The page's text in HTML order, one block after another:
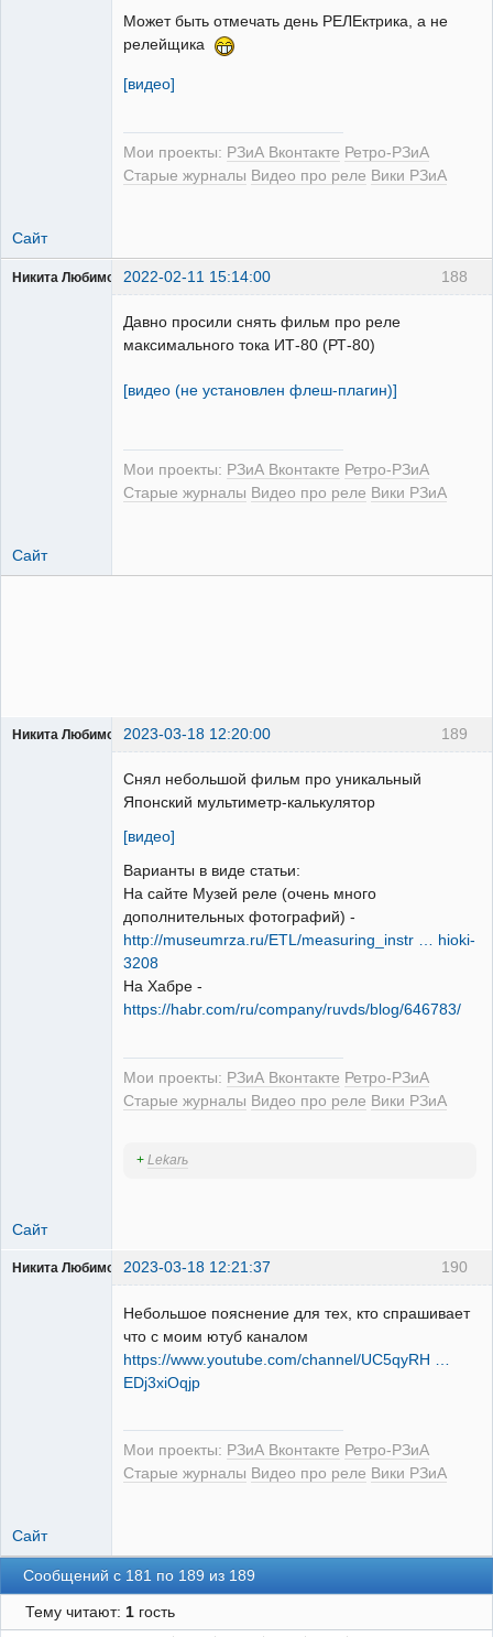
Может быть отмечать день РЕЛЕктрика, а не
релейщика
[видео]
Мои проекты: РЗиА Вконтакте Ретро-РЗиА
Старые журналы Видео про реле Вики РЗиА
Сайт
188
Никита Любимов 2022-02-11 15:14:00
Давно просили снять фильм про реле
максимального тока ИТ-80 (РТ-80)
[видео (не установлен флеш-плагин)]
Мои проекты: РЗиА Вконтакте Ретро-РЗиА
Старые журналы Видео про реле Вики РЗиА
Сайт
189
Никита Любимов 2023-03-18 12:20:00
Снял небольшой фильм про уникальный
Японский мультиметр-калькулятор
[видео]
Варианты в виде статьи:
На сайте Музей реле (очень много
дополнительных фотографий) -
http://museumrza.ru/ETL/measuring_instr … hioki-
3208
На Хабре -
https://habr.com/ru/company/ruvds/blog/646783/
Мои проекты: РЗиА Вконтакте Ретро-РЗиА
Старые журналы Видео про реле Вики РЗиА
+ Lekarь
Сайт
190
Никита Любимов 2023-03-18 12:21:37
Небольшое пояснение для тех, кто спрашивает
что с моим ютуб каналом
https://www.youtube.com/channel/UC5qyRH …
EDj3xiOqjp
Мои проекты: РЗиА Вконтакте Ретро-РЗиА
Старые журналы Видео про реле Вики РЗиА
Сайт
Сообщений с 181 по 189 из 189
Тему читают: 1гость